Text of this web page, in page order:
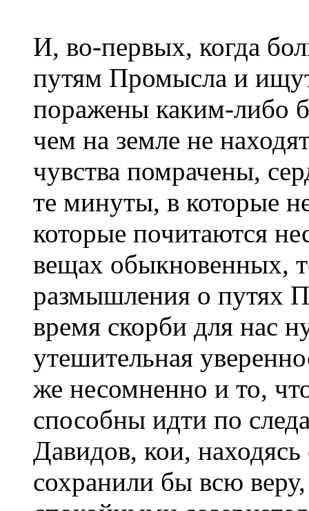
И, во-первых, когда
путям Промысла и
поражены каким-либо
чем на земле не
чувства помрачены,
те минуты, в которые
которые почитаются
вещах обыкновенных,
размышления о путях
время скорби для нас
утешительная
же несомненно и то,
способны идти по
Давидов, кои,
сохранили бы всю